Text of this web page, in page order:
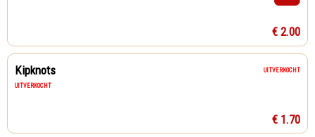
€ 2.00
Kipknots
UITVERKOCHT
UITVERKOCHT
€ 1.70